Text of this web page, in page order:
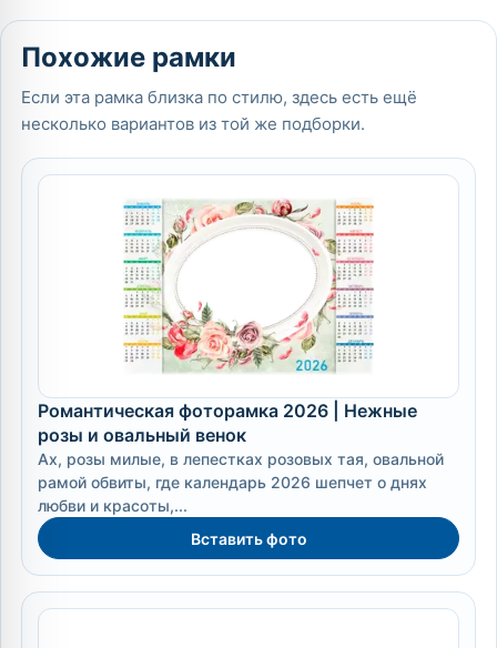
Похожие рамки
Если эта рамка близка по стилю, здесь есть ещё
несколько вариантов из той же подборки.
Романтическая фоторамка 2026 | Нежные
розы и овальный венок
Ах, розы милые, в лепестках розовых тая, овальной
рамой обвиты, где календарь 2026 шепчет о днях
любви и красоты,...
Вставить фото